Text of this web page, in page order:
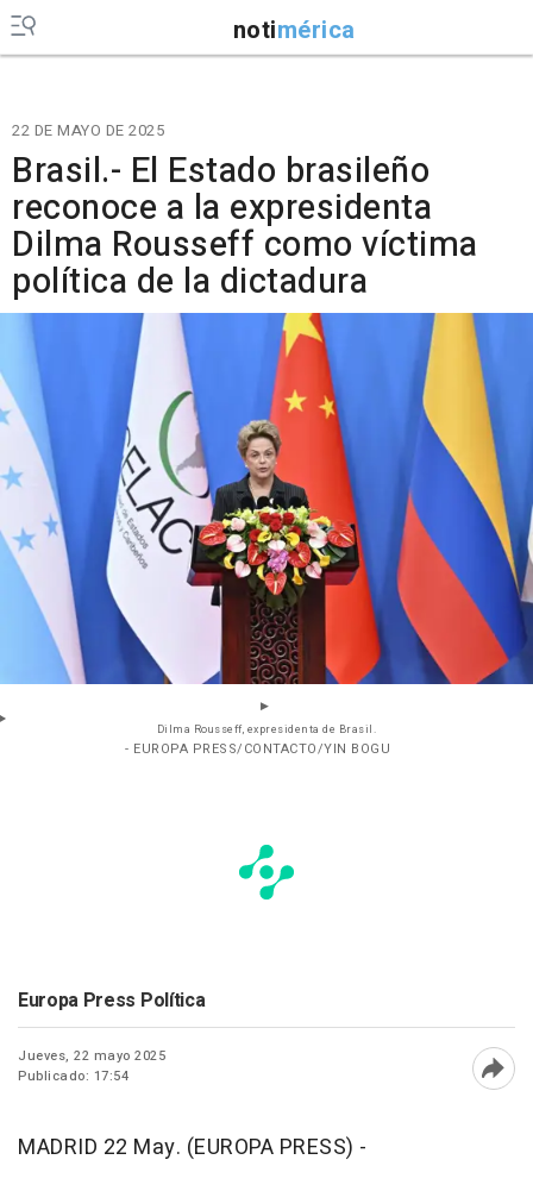
notimérica
22 DE MAYO DE 2025
Brasil.- El Estado brasileño
reconoce a la expresidenta
Dilma Rousseff como víctima
política de la dictadura
Dilma Rousseff, expresidenta de Brasil.
- EUROPA PRESS/CONTACTO/YIN BOGU
Europa Press Política
Jueves, 22 mayo 2025
Publicado: 17:54
MADRID 22 May. (EUROPA PRESS) -